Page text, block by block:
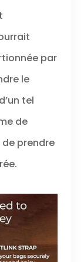
par
le
tel
de
prendre